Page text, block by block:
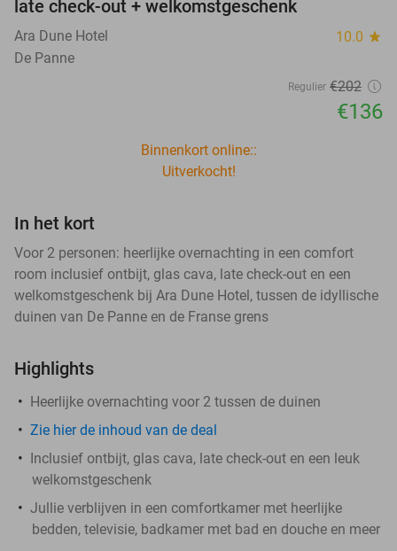
late check-out + welkomstgeschenk
Ara Dune Hotel 10.0 star
De Panne
Regulier €202
€136
Binnenkort online::
Uitverkocht!
In het kort
Voor 2 personen: heerlijke overnachting in een comfort
room inclusief ontbijt, glas cava, late check-out en een
welkomstgeschenk bij Ara Dune Hotel, tussen de idyllische
duinen van De Panne en de Franse grens
Highlights
Heerlijke overnachting voor 2 tussen de duinen
Zie hier de inhoud van de deal
Inclusief ontbijt, glas cava, late check-out en een leuk
welkomstgeschenk
Jullie verblijven in een comfortkamer met heerlijke
bedden, televisie, badkamer met bad en douche en meer